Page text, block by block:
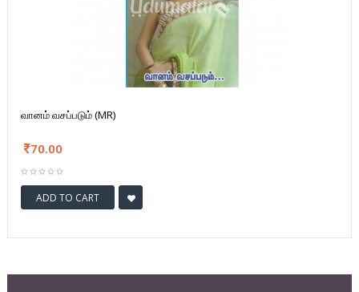
வானம் வசப்படும் (MR)
70.00
ADD TO CART